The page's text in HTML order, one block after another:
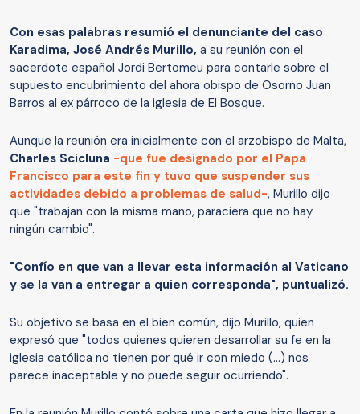
Con esas palabras resumió el denunciante del caso
Karadima, José Andrés Murillo, a su reunión con el
sacerdote español Jordi Bertomeu para contarle sobre el
supuesto encubrimiento del ahora obispo de Osorno Juan
Barros al ex párroco de la iglesia de El Bosque.
Aunque la reunión era inicialmente con el arzobispo de Malta,
Charles Scicluna -que fue designado por el Papa
Francisco para este fin y tuvo que suspender sus
actividades debido a problemas de salud-, Murillo dijo
que "trabajan con la misma mano, paraciera que no hay
ningún cambio".
"Confío en que van a llevar esta información al Vaticano
y se la van a entregar a quien corresponda", puntualizó.
Su objetivo se basa en el bien común, dijo Murillo, quien
expresó que "todos quienes quieren desarrollar su fe en la
iglesia católica no tienen por qué ir con miedo (...) nos
parece inaceptable y no puede seguir ocurriendo".